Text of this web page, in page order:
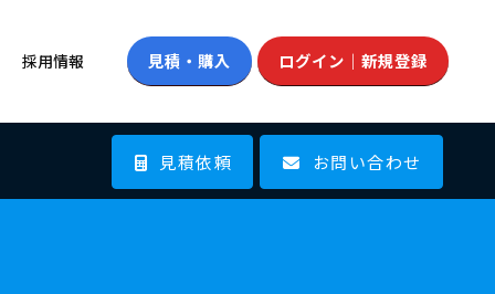
紹介キャンペーン 基板設計CAD/3D
ス
Forceマニュアル
採用情報 見積・購入 ログイン｜新規登録
見積依頼 お問い合わせ